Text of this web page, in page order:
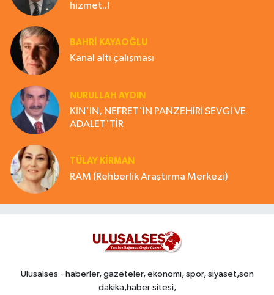
hizmet..!
BAHRI KAYAOĞLU
Kanal altı çalışması
NURULLAH AYDIN
KİN'İN, NEFRET'İN PANZEHİRİ SEVGİ VE
ADALET'TİR
TÜLAY KİRMAN
RAM (Rehberlik Araştırma Merkezi)
Ulusalses - haberler, gazeteler, ekonomi, spor, siyaset,son
dakika,haber sitesi,